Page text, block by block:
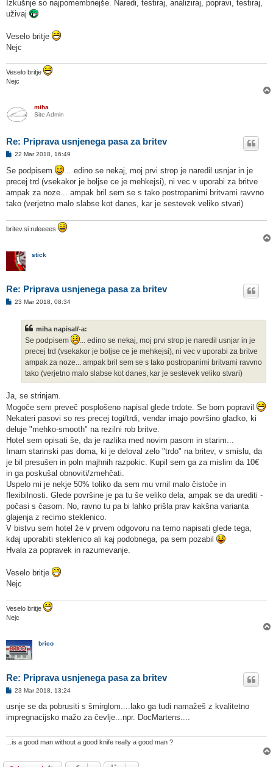
Izkušnje so najpomembnejše. Naredi, testiraj, analiziraj, popravi, testiraj,
uživaj
Veselo britje
Nejc
Veselo britje
Nejc
miha
Site Admin
Re: Priprava usnjenega pasa za britev
O
g
o
v
o
r
22 Mar 2018, 16:49
Se podpisem
... edino se nekaj, moj prvi strop je naredil usnjar in je
precej trd (vsekakor je boljse ce je mehkejsi), ni vec v uporabi za britve
ampak za noze... ampak bril sem se s tako postropanimi britvami ravvno
tako (verjetno malo slabse kot danes, kar je sestevek veliko stvari)
britev.si ruleeees
stick
Re: Priprava usnjenega pasa za britev
O23 Mar 2018, 08:34
miha napisal/-a:
Se podpisem
... edino se nekaj, moj prvi strop je naredil usnjar in je
precej trd (vsekakor je boljse ce je mehkejsi), ni vec v uporabi za britve
ampak za noze... ampak bril sem se s tako postropanimi britvami ravvno
tako (verjetno malo slabse kot danes, kar je sestevek veliko stvari)
Ja, se strinjam.
Mogoče sem preveč posplošeno napisal glede trdote. Se bom popravil
Nekateri pasovi so res precej togi/trdi, vendar imajo površino gladko, ki
deluje "mehko-smooth" na rezilni rob britve.
Hotel sem opisati še, da je razlika med novim pasom in starim...
Imam starinski pas doma, ki je deloval zelo "trdo" na britev, v smislu, da
je bil presušen in poln majhnih razpokic. Kupil sem ga za mislim da 10€
in ga poskušal obnoviti/zmehčati.
Uspelo mi je nekje 50% toliko da sem mu vrnil malo čistoče in
flexibilnosti. Glede površine je pa tu še veliko dela, ampak se da urediti -
počasi s časom. No, ravno tu pa bi lahko prišla prav kakšna varianta
glajenja z recimo steklenico.
V bistvu sem hotel že v prvem odgovoru na temo napisati glede tega,
kdaj uporabiti steklenico ali kaj podobnega, pa sem pozabil
Hvala za popravek in razumevanje.
Veselo britje
Nejc
Veselo britje
Nejc
brico
Re: Priprava usnjenega pasa za britev
O
g
v
23 Mar 2018, 13:24
usnje se da pobrusiti s šmirglom....lako ga tudi namažeš z kvalitetno
impregnacijsko mažo za čevlje...npr. DocMartens....
...is a good man without a good knife really a good man ?